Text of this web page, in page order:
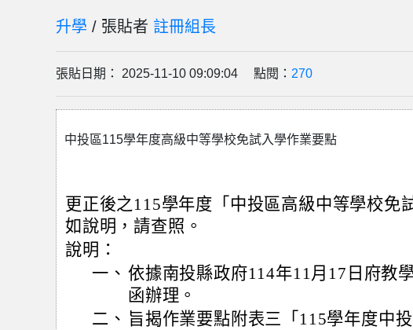
升學 / 張貼者 註冊組長
張貼日期： 2025-11-10 09:09:04 點閱： 270
中投區115學年度高級中等學校免試入學作業要點
更正後之115學年度「中投區高級中等學校免
如說明，請查照。
說明：
一、 依據南投縣政府114年11月17日府教
函辦理。
二、 旨揭作業要點附表三「115學年度中